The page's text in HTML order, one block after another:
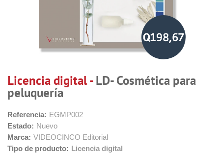
Q198,67
Licencia digital -LD- Cosmética para
peluquería
Referencia: EGMP002
Estado: Nuevo
Marca: VIDEOCINCO Editorial
Tipo de producto: Licencia digital